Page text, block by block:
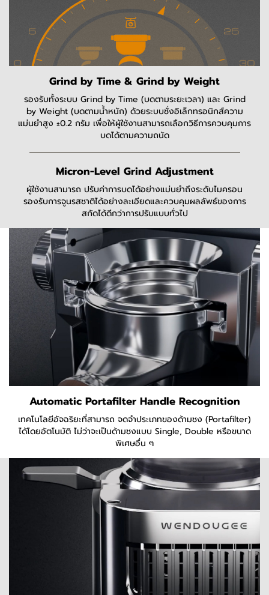
Grind by Time & Grind by Weight
รองรับทั้งระบบ Grind by Time (บดตามระยะเวลา) และ Grind
by Weight (บดตามน้ำหนัก) ด้วยระบบชั่งอิเล็กทรอนิกส์ความ
แม่นยำสูง ±0.2 กรัม เพื่อให้ผู้ใช้งานสามารถเลือกวิธีการควบคุมการ
บดได้ตามความถนัด
Micron-Level Grind Adjustment
ผู้ใช้งานสามารถ ปรับค่าการบดได้อย่างแม่นยำถึงระดับไมครอน
รองรับการจูนรสชาติได้อย่างละเอียดและควบคุมผลลัพธ์ของการ
สกัดได้ดีกว่าการปรับแบบทั่วไป
Automatic Portafilter Handle Recognition
เทคโนโลยีอัจฉริยะที่สามารถ จดจำประเภทของด้ามชง (Portafilter)
ได้โดยอัตโนมัติ ไม่ว่าจะเป็นด้ามชงแบบ Single, Double หรือขนาด
พิเศษอื่น ๆ